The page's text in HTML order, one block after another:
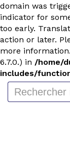
domain was
indicator for
too early.
action or later.
more
6.7.0.) in /home/
includes/
Search
for: